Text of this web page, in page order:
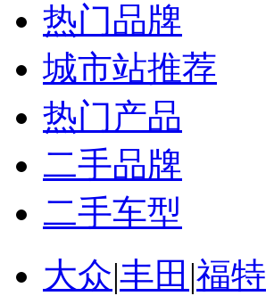
热门品牌
城市站推荐
热门产品
二手品牌
二手车型
大众|丰田 |福特